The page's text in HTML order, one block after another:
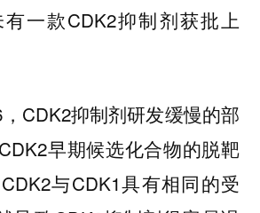
一款CDK2抑制剂获批上
CDK2抑制剂研发缓慢的部
早期候选化合物的脱靶
与CDK1具有相同的受